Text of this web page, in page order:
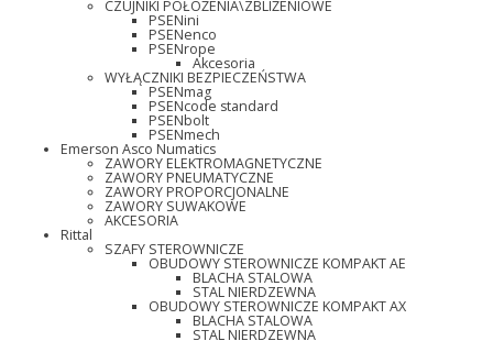
CZUJNIKI POŁOŻENIA\ZBLIŻENIOWE
PSENini
PSENenco
PSENrope
Akcesoria
WYŁĄCZNIKI BEZPIECZEŃSTWA
PSENmag
PSENcode standard
PSENbolt
PSENmech
Emerson Asco Numatics
ZAWORY ELEKTROMAGNETYCZNE
ZAWORY PNEUMATYCZNE
ZAWORY PROPORCJONALNE
ZAWORY SUWAKOWE
AKCESORIA
Rittal
SZAFY STEROWNICZE
OBUDOWY STEROWNICZE KOMPAKT AE
BLACHA STALOWA
STAL NIERDZEWNA
OBUDOWY STEROWNICZE KOMPAKT AX
BLACHA STALOWA
STAL NIERDZEWNA